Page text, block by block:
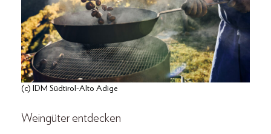
(c) IDM Südtirol-Alto Adige
Weingüter entdecken